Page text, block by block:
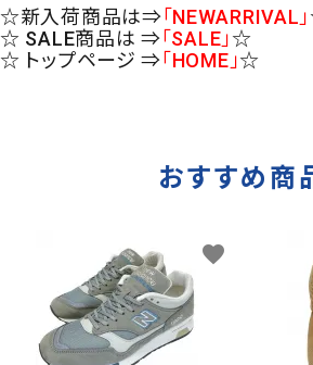
☆新入荷商品は⇒「NEWARRIVAL」
☆ SALE商品は ⇒「SALE」☆
☆ トップページ ⇒「HOME」☆
おすすめ商
favorite